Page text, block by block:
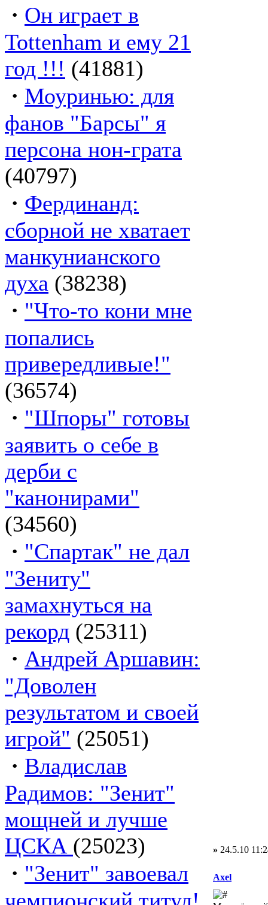
· Он играет в
Tottenham и ему 21
год !!! (41881)
· Моуринью: для
фанов "Барсы" я
персона нон-грата
(40797)
· Фердинанд:
сборной не хватает
манкунианского
духа (38238)
· "Что-то кони мне
попались
привередливые!"
(36574)
· "Шпоры" готовы
заявить о себе в
дерби с
"канонирами"
(34560)
· "Спартак" не дал
"Зениту"
замахнуться на
рекорд (25311)
· Андрей Аршавин:
"Доволен
результатом и своей
игрой" (25051)
· Владислав
Радимов: "Зенит"
мощней и лучше
ЦСКА (25023)
· "Зенит" завоевал
» 24.5.10
Axel